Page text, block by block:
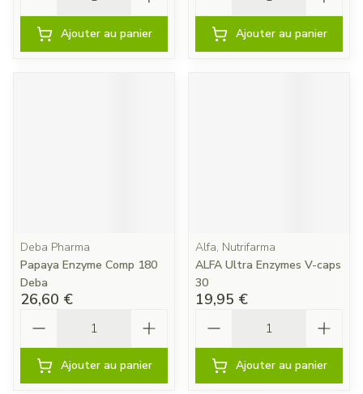
Ajouter au panier Ajouter au panier
Deba Pharma
Papaya Enzyme Comp 180
Deba
26,60 €
Ajouter au panier
Alfa, Nutrifarma
ALFA Ultra Enzymes V-caps
30
19,95 €
Ajouter au panier